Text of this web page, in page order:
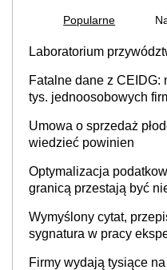
Popularne
Laboratorium
Fatalne dane z CEIDG:
tys. jednoosobowych
Umowa o sprzedaż
wiedzieć powinien
Optymalizacja
granicą przestają być
Wymyślony cytat,
sygnatura w pracy
Firmy wydają tysiące